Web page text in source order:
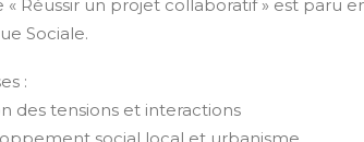
« Réussir un projet collaboratif » est paru
Sociale.
:
des tensions et interactions